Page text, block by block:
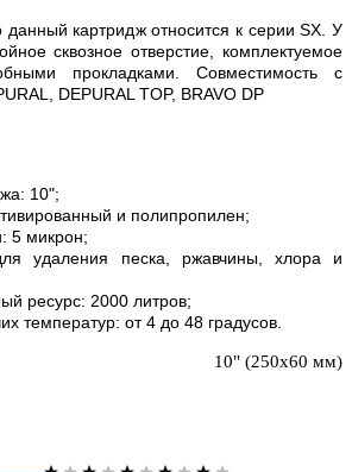
данный картридж относится к серии SX. У
сквозное отверстие, комплектуемое
прокладками. Совместимость с
DEPURAL TOP, BRAVO DP
10";
и полипропилен;
5 микрон;
удаления песка, ржавчины, хлора и
ресурс: 2000 литров;
температур: от 4 до 48 градусов.
10" (250х60 мм)